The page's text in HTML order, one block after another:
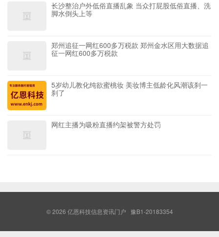
长沙整治户外低俗直播乱象 当众打屁股低俗直播、洗
脚水倒头上等
郑州追征一网红600多万税款 郑州金水区用大数据追
征一网红600多万税款
5岁幼儿教化纯欲蜜桃妆 美妆博主低龄化风潮该刹一
刹了
网红主播为吸粉直播约架被警方处罚
© 2026 亿恩科技信息资讯门户 豫B1-20183354